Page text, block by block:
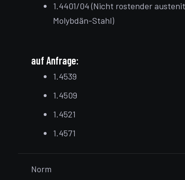
1.4401/04 (Nicht rostender
Molybdän-Stahl)
auf Anfrage:
1.4539
1.4509
1.4521
1.4571
Norm